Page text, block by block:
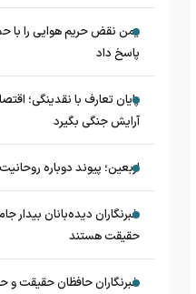
یمن نقض حریم هوایی را با
پاسخ داد
پایان تعارف با نقدینگی؛
آرایش جنگی بگیرد
اربعین؛ پیوند دوباره
خبرنگاران دیده‌بانان بیدار
حقیقت هستند
خبرنگاران حافظان حقیقت و